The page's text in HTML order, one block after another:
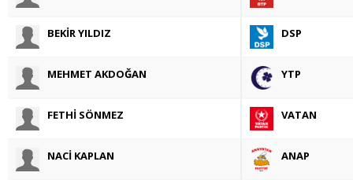
BEKİR YILDIZ DSP
MEHMET AKDOĞAN YTP
FETHİ SÖNMEZ VATAN
NACİ KAPLAN ANAP